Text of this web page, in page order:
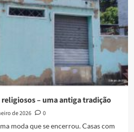
– uma antiga tradição
de 2026
0
moda que se encerrou. Casas com